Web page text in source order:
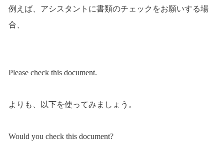
例えば、アシスタントに書類のチェックをお願いする場
合、
Please check this document.
よりも、以下を使ってみましょう。
Would you check this document?